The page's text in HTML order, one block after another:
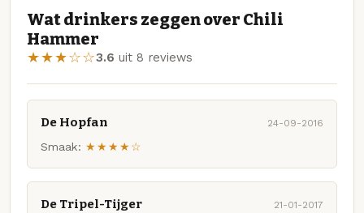
Wat drinkers zeggen over Chili
Hammer
★★★☆☆3.6 uit 8 reviews
De Hopfan 24-09-2016
Smaak: ★★★★☆
De Tripel-Tijger 21-01-2017